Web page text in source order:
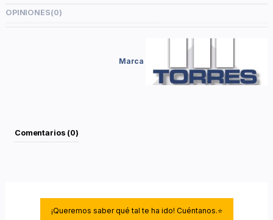
OPINIONES(0)
Marca
Comentarios (0)
¡Queremos saber qué tal te ha ido! Cuéntanos.⭐